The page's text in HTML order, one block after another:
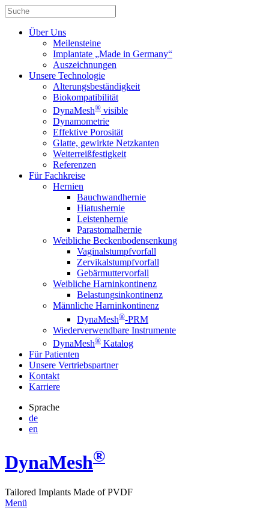
Über Uns
Meilensteine
Implantate „Made in Germany“
Auszeichnungen
Unsere Technologie
Alterungsbeständigkeit
Biokompatibilität
DynaMesh® visible
Dynamometrie
Effektive Porosität
Glatte, gewirkte Netzkanten
Weiterreißfestigkeit
Referenzen
Für Fachkreise
Hernien
Bauchwandhernie
Hiatushernie
Leistenhernie
Parastomalhernie
Weibliche Beckenbodensenkung
Vaginalstumpfvorfall
Zervikalstumpfvorfall
Gebärmuttervorfall
Weibliche Harninkontinenz
Belastungsinkontinenz
Männliche Harninkontinenz
DynaMesh®-PRM
Wiederverwendbare Instrumente
DynaMesh® Katalog
Für Patienten
Unsere Vertriebspartner
Kontakt
Karriere
Sprache
de
en
DynaMesh®
Tailored Implants Made ofPVDF
Menü